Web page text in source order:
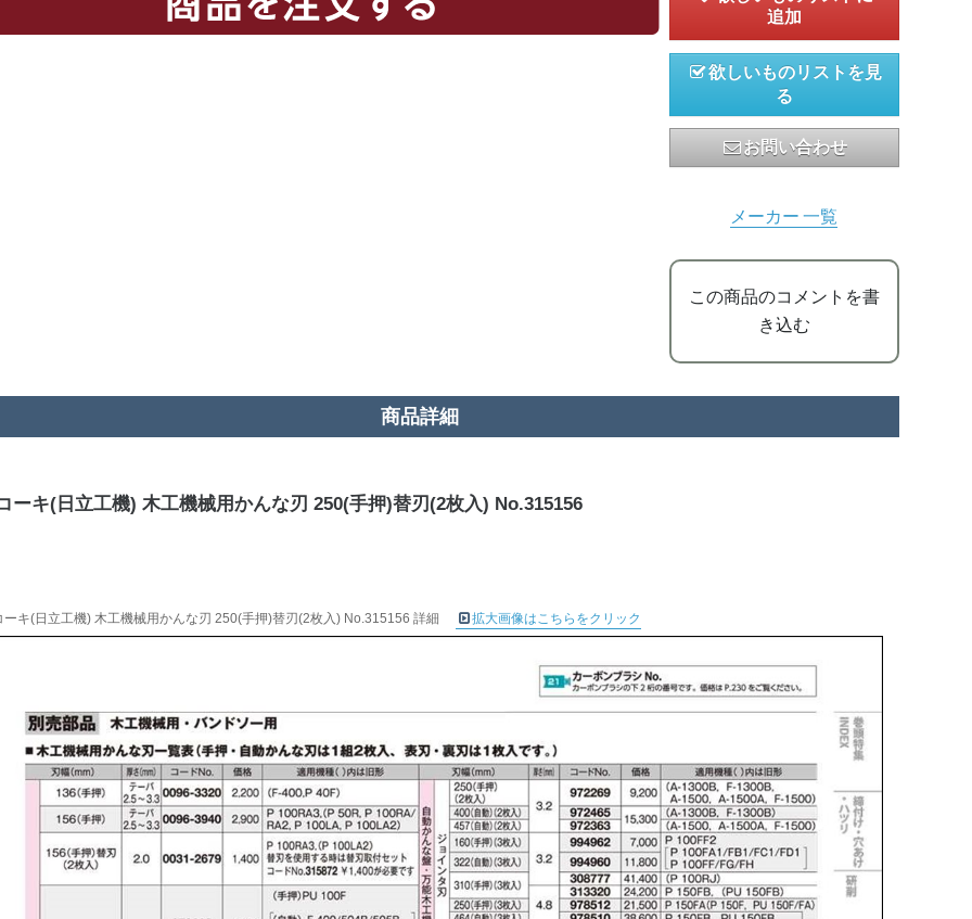
欲しいものリストを見
る
お問い合わせ
メーカー 一覧
この商品のコメントを書
き込む
商品詳細
ーキ(日立工機) 木工機械用かんな刃 250(手押)替刃(2枚入) No.315156
ーキ(日立工機) 木工機械用かんな刃 250(手押)替刃(2枚入) No.315156 詳細 拡大画像はこちらをクリック